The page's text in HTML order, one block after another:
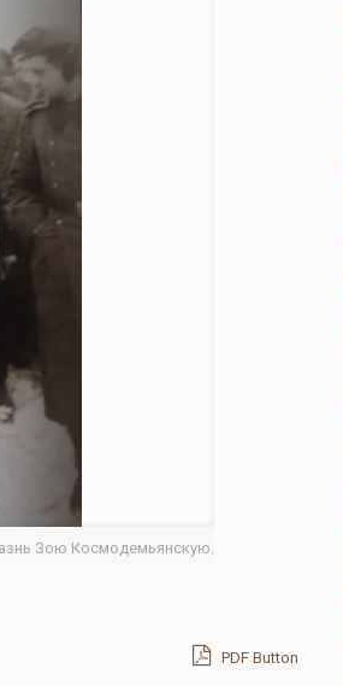
Зою Космодемьянскую.
PDF Button